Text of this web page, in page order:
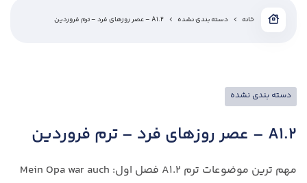
خانه دسته بندی نشده A1.2 – عصر روزهای فرد – ترم فروردین
دسته بندی نشده
A1.2 – عصر روزهای فرد – ترم فروردین
مهم ترین موضوعات ترم A1.2 فصل اول: Mein Opa war auch